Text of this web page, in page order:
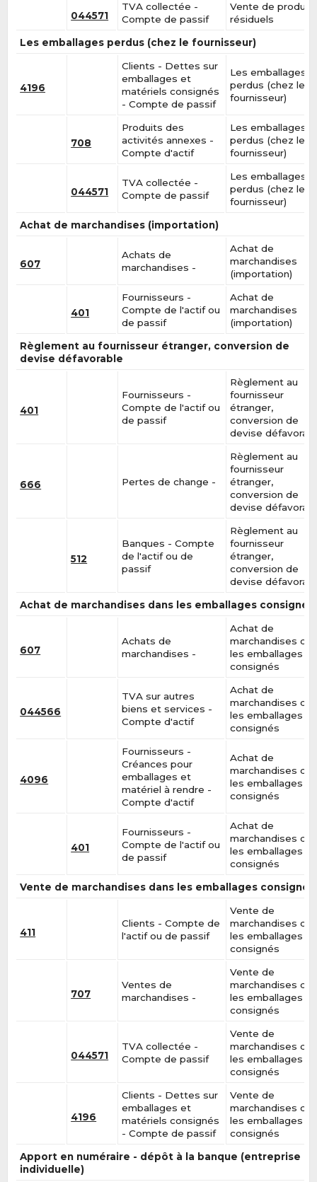
044571
TVA collectée -
Compte de passif
Vente de
résiduels
Les emballages perdus (chez le fournisseur)
4196
Clients - Dettes sur
emballages et
matériels consignés
- Compte de passif
Les emballages
perdus (chez le
fournisseur)
708
Produits des
activités annexes -
Compte d'actif
Les emballages
perdus (chez le
fournisseur)
044571
TVA collectée -
Compte de passif
Les emballages
perdus (chez le
fournisseur)
Achat de marchandises (importation)
607
Achats de
marchandises -
Achat de
marchandises
(importation)
401
Fournisseurs -
Compte de l'actif ou
de passif
Achat de
marchandises
(importation)
Règlement au fournisseur étranger, conversion de
devise défavorable
401
Fournisseurs -
Compte de l'actif ou
de passif
Règlement au
fournisseur
étranger,
conversion de
devise
666 Pertes de change -
Règlement au
fournisseur
étranger,
conversion de
devise
512
Banques - Compte
de l'actif ou de
passif
Règlement au
fournisseur
étranger,
conversion de
devise
Achat de marchandises dans les emballages consignés
607
Achats de
marchandises -
Achat de
marchandises
les emballages
consignés
044566
TVA sur autres
biens et services -
Compte d'actif
Achat de
marchandises
les emballages
consignés
4096
Fournisseurs -
Créances pour
emballages et
matériel à rendre -
Compte d'actif
Achat de
marchandises
les emballages
consignés
401
Fournisseurs -
Compte de l'actif ou
de passif
Achat de
marchandises
les emballages
consignés
Vente de marchandises dans les emballages consignés
411
Clients - Compte de
l'actif ou de passif
Vente de
marchandises
les emballages
consignés
707
Ventes de
marchandises -
Vente de
marchandises
les emballages
consignés
044571
TVA collectée -
Compte de passif
Vente de
marchandises
les emballages
consignés
4196
Clients - Dettes sur
emballages et
matériels consignés
- Compte de passif
Vente de
marchandises
les emballages
consignés
Apport en numéraire - dépôt à la banque (entreprise
individuelle)